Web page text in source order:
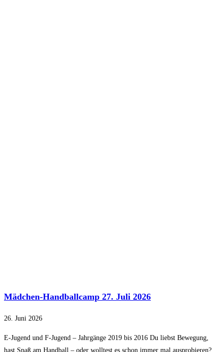
Mädchen-Handballcamp 27. Juli 2026
26. Juni 2026
E-Jugend und F-Jugend – Jahrgänge 2019 bis 2016 Du liebst Bewegung,
hast Spaß am Handball – oder wolltest es schon immer mal ausprobieren?